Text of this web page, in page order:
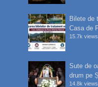
Bilete de
Casa de
15.7k views
Sute de
drum pe
14.8k views